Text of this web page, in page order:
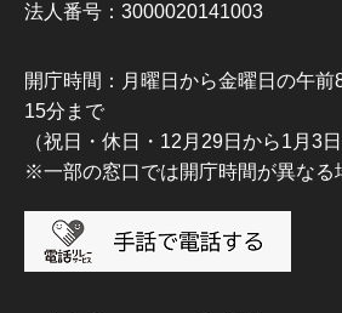
法人番号：3000020141003
開庁時間：月曜日から金曜日の午
15分まで
（祝日・休日・12月29日から1月3日
※一部の窓口では開庁時間が異なる